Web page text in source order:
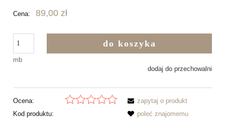
Cena: 89,00 zł
mb
do koszyka
dodaj do przechowalni
Ocena:
Kod produktu:
zapytaj o produkt
poleć znajomemu